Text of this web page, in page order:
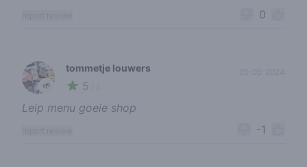
0
🌱
tommetje louwers
5
Leip menu goeie shop
-1